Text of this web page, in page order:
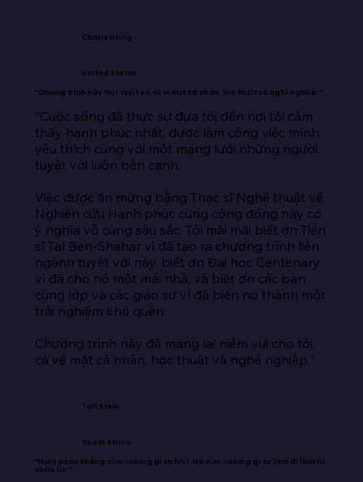
Charis Irving
United States
“Chương trình này thật tuyệt vời, cả về mặt cá nhân, học thuật và nghề nghiệp.”
“Cuộc sống đã thực sự đưa tôi đến nơi tôi cảm
thấy hạnh phúc nhất, được làm công việc mình
yêu thích cùng với một mạng lưới những người
tuyệt vời luôn bên cạnh.
Việc được ăn mừng bằng Thạc sĩ Nghệ thuật về
Nghiên cứu Hạnh phúc cùng cộng đồng này có
ý nghĩa vô cùng sâu sắc. Tôi mãi mãi biết ơn Tiến
sĩ Tal Ben-Shahar vì đã tạo ra chương trình liên
ngành tuyệt vời này, biết ơn Đại học Centenary
vì đã cho nó một mái nhà, và biết ơn các bạn
cùng lớp và các giáo sư vì đã biến nó thành một
trải nghiệm khó quên.
Chương trình này đã mang lại niềm vui cho tôi,
cả về mặt cá nhân, học thuật và nghề nghiệp.”
Tali Stein
South Africa
“Hạnh phúc không nằm ở những gì ta biết. Nó nằm ở những gì ta làm đi làm lại
nhiều lần.”